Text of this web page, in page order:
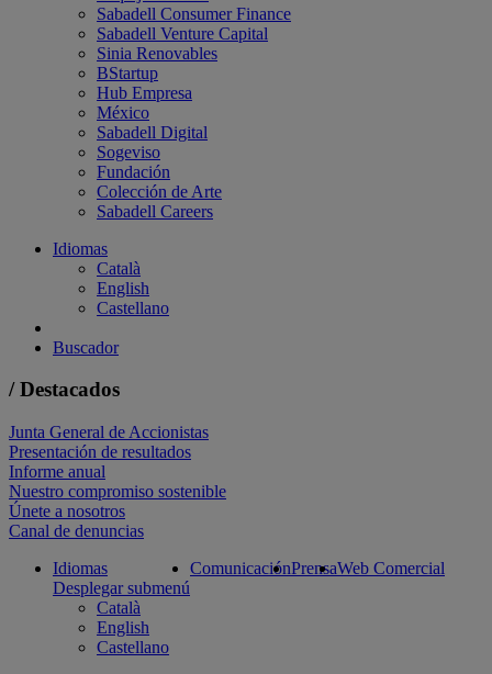
Sabadell Consumer Finance
Sabadell Venture Capital
Sinia Renovables
BStartup
Hub Empresa
México
Sabadell Digital
Sogeviso
Fundación
Colección de Arte
Sabadell Careers
Idiomas
Català
English
Castellano
Buscador
/ Destacados
Junta General de Accionistas
Presentación de resultados
Informe anual
Nuestro compromiso sostenible
Únete a nosotros
Canal de denuncias
Idiomas
Desplegar submenú
Català
English
Castellano
ComunicaciónPrensaWeb Comercial